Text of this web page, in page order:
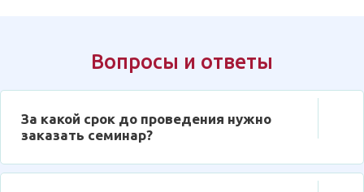
Вопросы и ответы
За какой срок до проведения нужно
заказать семинар?